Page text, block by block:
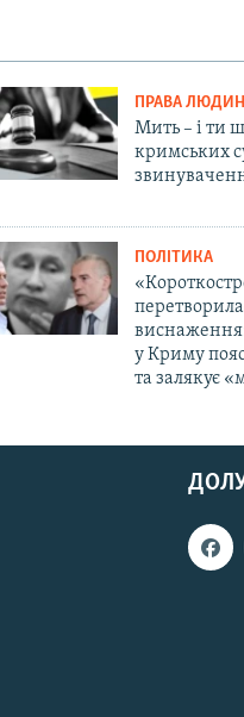
ПРАВА
Мить – і ти
кримських
ПОЛІТИКА
у Криму
та залякує